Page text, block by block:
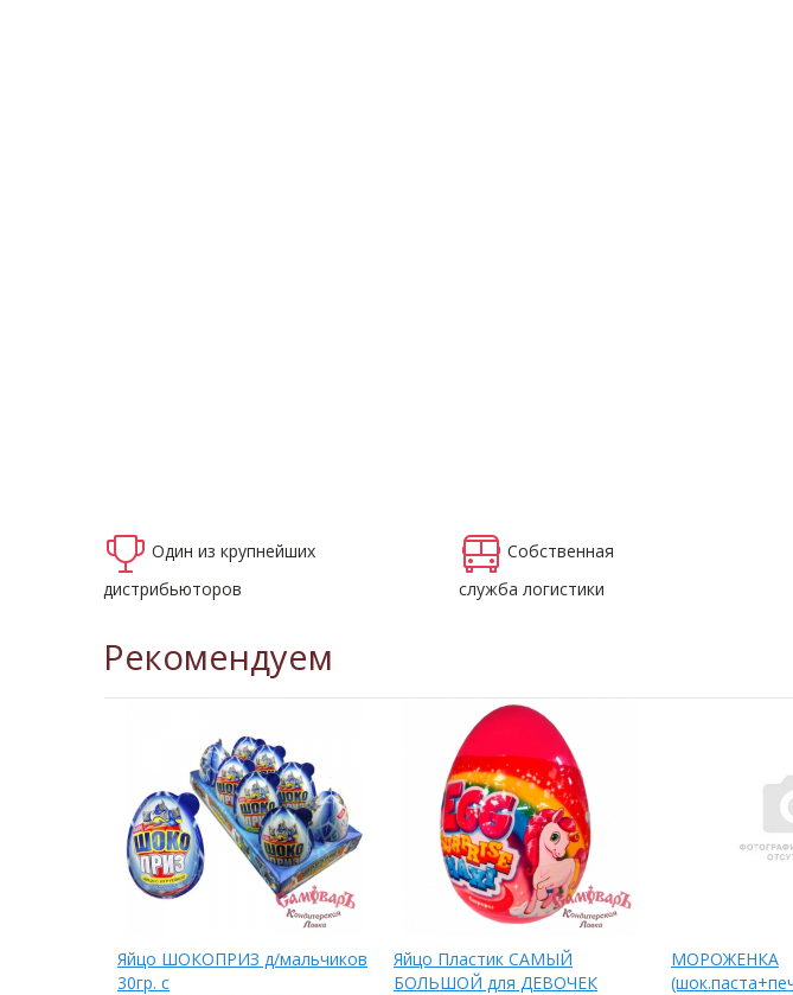
Один из крупнейших
дистрибьюторов
Собственная
служба логистики
Рекомендуем
Яйцо ШОКОПРИЗ д/мальчиков
30гр. с
Яйцо Пластик САМЫЙ
БОЛЬШОЙ для ДЕВОЧЕК
МОРОЖЕНКА